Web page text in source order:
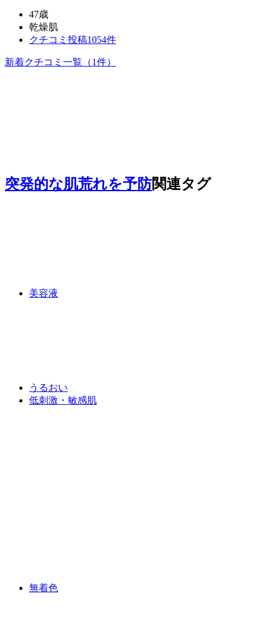
47歳
乾燥肌
クチコミ投稿1054件
新着クチコミ一覧 （1件）
突発的な肌荒れを予防関連タグ
美容液
うるおい
低刺激・敏感肌
無着色